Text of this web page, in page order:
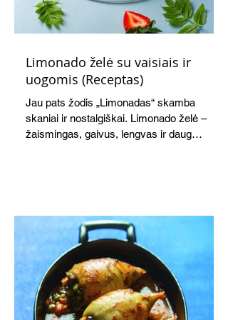
Limonado želė su vaisiais ir
uogomis (Receptas)
Jau pats žodis „Limonadas“ skamba
skaniai ir nostalgiškai. Limonado želė –
žaismingas, gaivus, lengvas ir daug